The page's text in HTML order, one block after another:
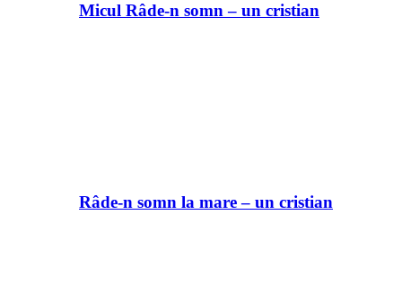
Micul Râde-n somn – un cristian
Râde-n somn la mare – un cristian